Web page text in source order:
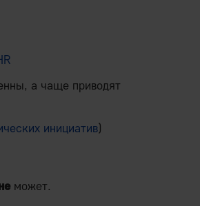
а чаще приводят
инициатив)
может.